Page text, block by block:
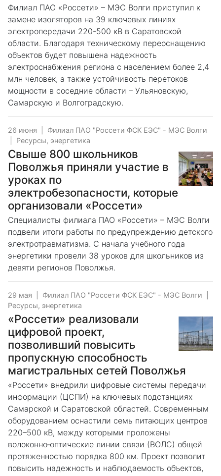
Филиал ПАО «Россети» – МЭС Волги приступил к
замене изоляторов на 39 ключевых линиях
электропередачи 220-500 кВ в Саратовской
области. Благодаря техническому переоснащению
объектов будет повышена надежность
электроснабжения региона с населением более 2,4
млн человек, а также устойчивость перетоков
мощности в соседние области – Ульяновскую,
Самарскую и Волгоградскую.
26 июня
Филиал ПАО "Россети ФСК ЕЭС" - МЭС Волги
Ресурсы, энергетика
Свыше 800 школьников
Поволжья приняли участие в
уроках по
электробезопасности, которые
организовали «Россети»
Специалисты филиала ПАО «Россети» – МЭС Волги
подвели итоги работы по предупреждению детского
электротравматизма. С начала учебного года
энергетики провели 38 уроков для школьников из
девяти регионов Поволжья.
29 мая Филиал ПАО "Россети ФСК ЕЭС" - МЭС Волги
Ресурсы, энергетика
«Россети» реализовали
цифровой проект,
позволивший повысить
пропускную способность
магистральных сетей Поволжья
«Россети» внедрили цифровые системы передачи
информации (ЦСПИ) на ключевых подстанциях
Самарской и Саратовской областей. Современным
оборудованием оснастили семь питающих центров
220–500 кВ, между которыми проложены
волоконно‑оптические линии связи (ВОЛС) общей
протяженностью порядка 800 км. Проект позволит
повысить надежность и наблюдаемость объектов,